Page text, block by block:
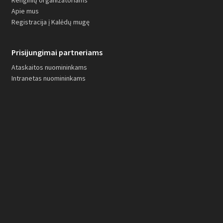
Apie mus
Registracija į Kalėdų mugę
Prisijungimai partneriams
Ataskaitos nuomininkams
Intranetas nuomininkams